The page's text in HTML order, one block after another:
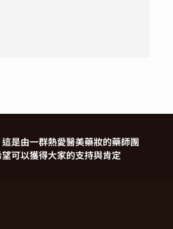
這是由一群熱愛醫美藥妝的藥師團
可以獲得大家的支持與肯定